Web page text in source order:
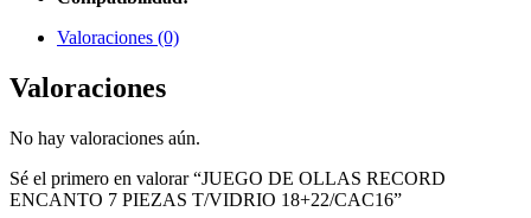
Valoraciones (0)
Valoraciones
No hay valoraciones aún.
Sé el primero en valorar “JUEGO DE OLLAS RECORD
ENCANTO 7 PIEZAS T/VIDRIO 18+22/CAC16”